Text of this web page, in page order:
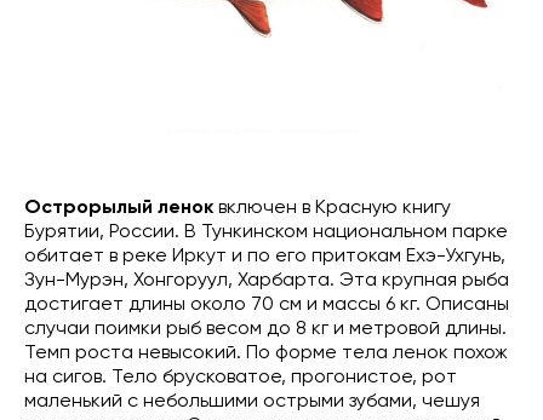
Острорылый ленок включен в Красную книгу
Бурятии, России. В Тункинском национальном парке
обитает в реке Иркут и по его притокам Ехэ-Ухгунь,
Зун-Мурэн, Хонгоруул, Харбарта. Эта крупная рыба
достигает длины около 70 см и массы 6 кг. Описаны
случаи поимки рыб весом до 8 кг и метровой длины.
Темп роста невысокий. По форме тела ленок похож
на сигов. Тело брусковатое, прогонистое, рот
маленький с небольшими острыми зубами, чешуя